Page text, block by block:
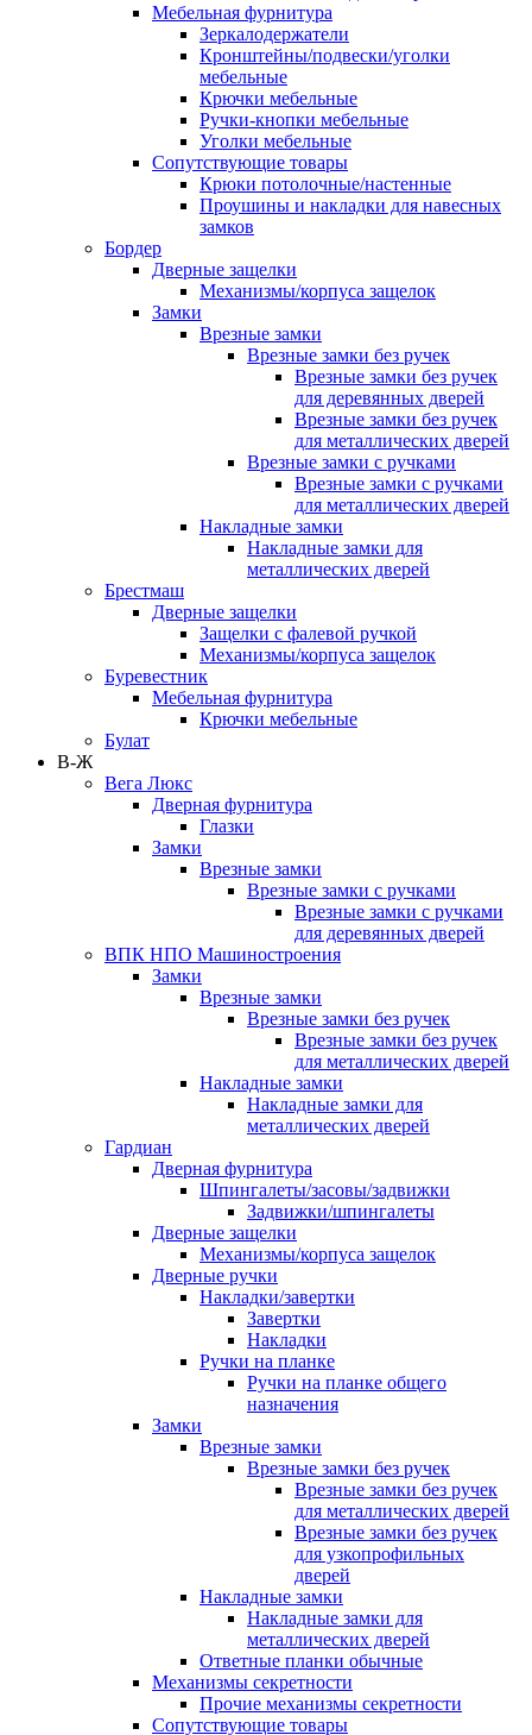
Мебельная фурнитура
Зеркалодержатели
Кронштейны/подвески/уголки
мебельные
Крючки мебельные
Ручки-кнопки мебельные
Уголки мебельные
Сопутствующие товары
Крюки потолочные/настенные
Проушины и накладки для навесных
замков
Бордер
Дверные защелки
Механизмы/корпуса защелок
Замки
Врезные замки
Врезные замки без ручек
Врезные замки без ручек
для деревянных дверей
Врезные замки без ручек
для металлических дверей
Врезные замки с ручками
Врезные замки с ручками
для металлических дверей
Накладные замки
Накладные замки для
металлических дверей
Брестмаш
Дверные защелки
Защелки с фалевой ручкой
Механизмы/корпуса защелок
Буревестник
Мебельная фурнитура
Крючки мебельные
Булат
В-Ж
Вега Люкс
Дверная фурнитура
Глазки
Замки
Врезные замки
Врезные замки с ручками
Врезные замки с ручками
для деревянных дверей
ВПК НПО Машиностроения
Замки
Врезные замки
Врезные замки без ручек
Врезные замки без ручек
для металлических дверей
Накладные замки
Накладные замки для
металлических дверей
Гардиан
Дверная фурнитура
Шпингалеты/засовы/задвижки
Задвижки/шпингалеты
Дверные защелки
Механизмы/корпуса защелок
Дверные ручки
Накладки/завертки
Завертки
Накладки
Ручки на планке
Ручки на планке общего
назначения
Замки
Врезные замки
Врезные замки без ручек
Врезные замки без ручек
для металлических дверей
Врезные замки без ручек
для узкопрофильных
дверей
Накладные замки
Накладные замки для
металлических дверей
Ответные планки обычные
Механизмы секретности
Прочие механизмы секретности
Сопутствующие товары